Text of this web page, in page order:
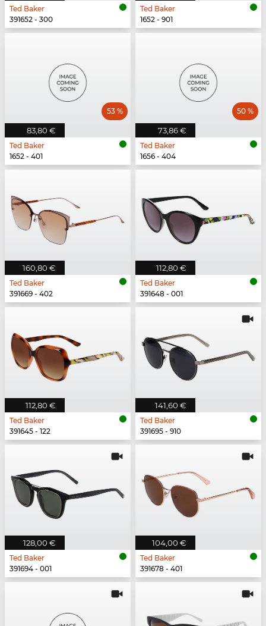
Ted Baker
391652 - 300
Ted Baker
1652 - 901
83,80 €
53 %
Ted Baker
1652 - 401
73,86 €
50 %
Ted Baker
1656 - 404
160,80 €
Ted Baker
391669 - 402
112,80 €
Ted Baker
391648 - 001
112,80 €
Ted Baker
391645 - 122
141,60 €
Ted Baker
391695 - 910
128,00 €
Ted Baker
391694 - 001
104,00 €
Ted Baker
391678 - 401